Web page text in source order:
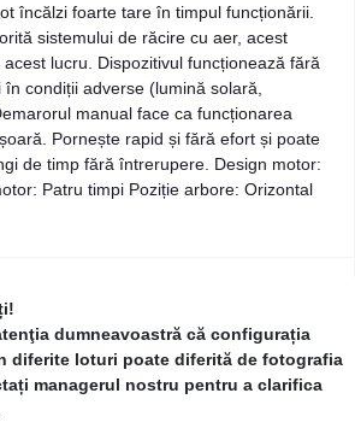
încălzi foarte tare în timpul funcționării.
sistemului de răcire cu aer, acest
lucru. Dispozitivul funcționează fără
condiții adverse (lumină solară,
manual face ca funcționarea
Pornește rapid și fără efort și poate
de timp fără întrerupere. Design motor:
Patru timpi Poziție arbore: Orizontal
dumneavoastră că configurația
diferite loturi poate diferită de fotografia
managerul nostru pentru a clarifica